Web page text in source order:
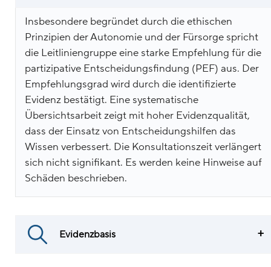
Insbesondere begründet durch die ethischen
Prinzipien der Autonomie und der Fürsorge spricht
die Leitliniengruppe eine starke Empfehlung für die
partizipative Entscheidungsfindung (PEF) aus. Der
Empfehlungsgrad wird durch die identifizierte
Evidenz bestätigt. Eine systematische
Übersichtsarbeit zeigt mit hoher Evidenzqualität,
dass der Einsatz von Entscheidungshilfen das
Wissen verbessert. Die Konsultationszeit verlängert
sich nicht signifikant. Es werden keine Hinweise auf
Schäden beschrieben.
Evidenzbasis